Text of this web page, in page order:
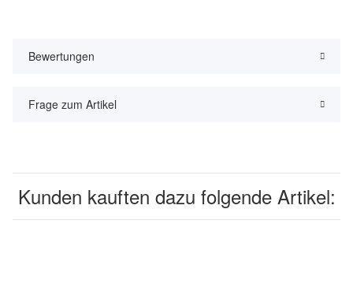
Bewertungen
Frage zum Artikel
Kunden kauften dazu folgende Artikel: